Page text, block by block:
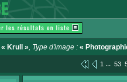
« Krull », Type d'image : «
1 ... 53